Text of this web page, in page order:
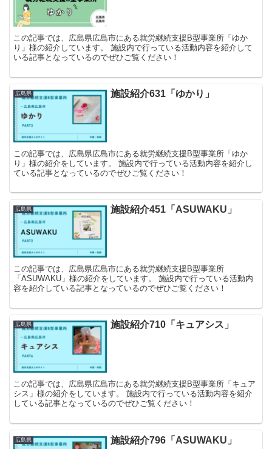
この記事では、広島県広島市にある就労継続支援B型事業所「ゆか
り」様の紹介しています。 施設内で行っている活動内容を紹介して
いる記事となっているのでぜひご覧ください！
広島県 施設紹介631「ゆかり」
この記事では、広島県広島市にある就労継続支援B型事業所「ゆか
り」様の紹介をしています。 施設内で行っている活動内容を紹介し
ている記事となっているのでぜひご覧ください！
広島県 施設紹介451「ASUWAKU」
この記事では、広島県広島市にある就労継続支援B型事業所
「ASUWAKU」様の紹介をしています。 施設内で行っている活動内
容を紹介している記事となっているのでぜひご覧ください！
広島県 施設紹介710「キュアシス」
この記事では、広島県広島市にある就労継続支援B型事業所「キュア
シス」様の紹介をしています。 施設内で行っている活動内容を紹介
している記事となっているのでぜひご覧ください！
広島県 施設紹介796「ASUWAKU」